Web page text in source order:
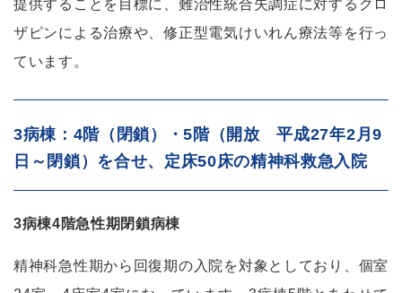
提供することを目標に、難治性統合失調症に対するクロ
ザピンによる治療や、修正型電気けいれん療法等を行っ
ています。
3病棟：4階（閉鎖）・5階（開放 平成27年2月9
日～閉鎖）を合せ、定床50床の精神科救急入院
3病棟4階急性期閉鎖病棟
精神科急性期から回復期の入院を対象としており、個室